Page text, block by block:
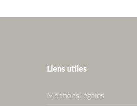
Liens utiles
Mentions légales